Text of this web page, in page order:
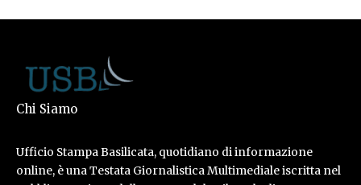
Chi Siamo
Ufficio Stampa Basilicata, quotidiano di informazione
online, è una Testata Giornalistica Multimediale iscritta nel